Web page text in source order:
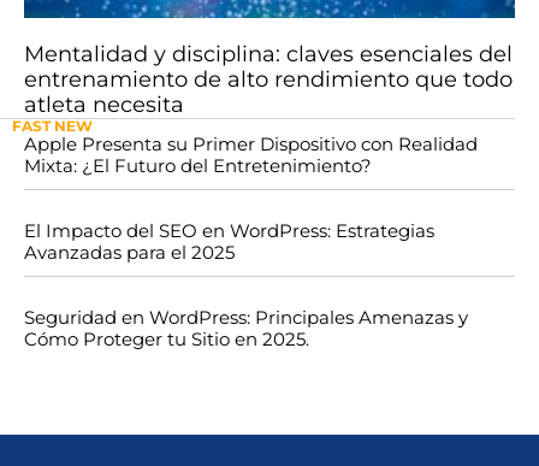
Mentalidad y disciplina: claves esenciales del
entrenamiento de alto rendimiento que todo
atleta necesita
FAST NEW
Apple Presenta su Primer Dispositivo con Realidad
Mixta: ¿El Futuro del Entretenimiento?
El Impacto del SEO en WordPress: Estrategias
Avanzadas para el 2025
Seguridad en WordPress: Principales Amenazas y
Cómo Proteger tu Sitio en 2025.